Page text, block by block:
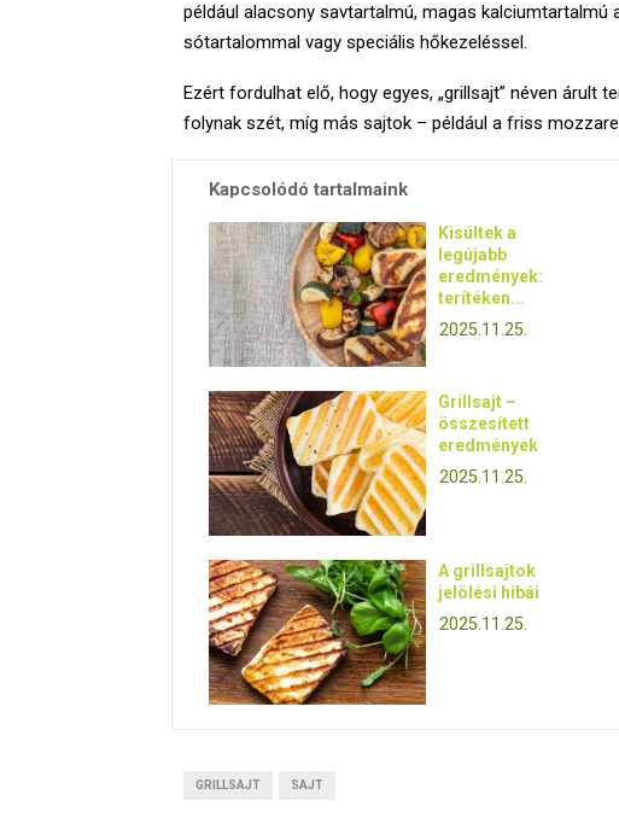
például alacsony savtartalmú, magas kalciumtartalmú
sótartalommal vagy speciális hőkezeléssel.
Ezért fordulhat elő, hogy egyes, „grillsajt” néven árult
folynak szét, míg más sajtok – például a friss
Kapcsolódó tartalmaink
Kisültek a
legújabb
eredmények:
terítéken...
2025.11.25.
Grillsajt –
összesített
eredmények
2025.11.25.
A grillsajtok
jelölési hibái
2025.11.25.
GRILLSAJT SAJT